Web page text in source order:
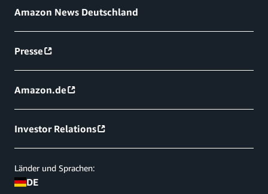
Amazon News Deutschland
Presse
Amazon.de
Investor Relations
Länder und Sprachen:
DE